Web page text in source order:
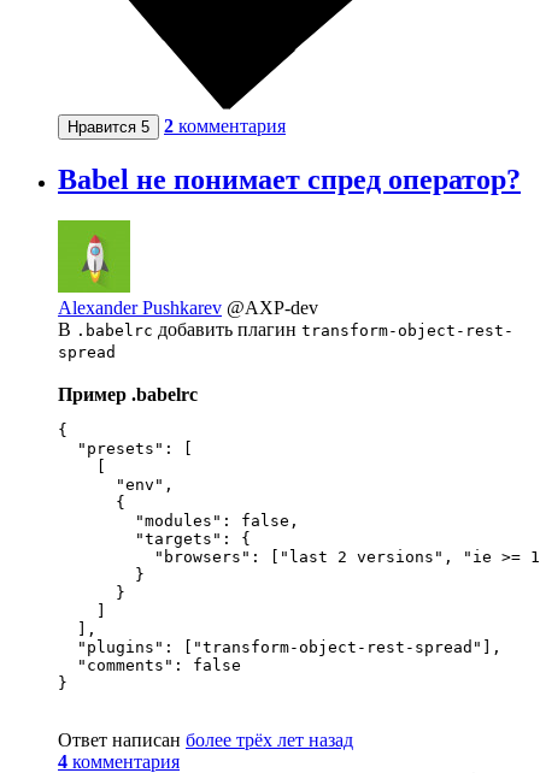
Нравится 5 2 комментария
Babel не понимает спред оператор?
Alexander Pushkarev @AXP-dev
В .babelrc добавить плагин transform-object-rest-
spread
Пример .babelrc
{
  "presets": [
      "env",
      {
        "modules": false,
        "targets": {
"browsers": ["last 2 versions", "ie >=
        }
      }
  ],
  "plugins": ["transform-object-rest-spread"],
  "comments": false
}
Ответ написан более трёх лет назад
4 комментария